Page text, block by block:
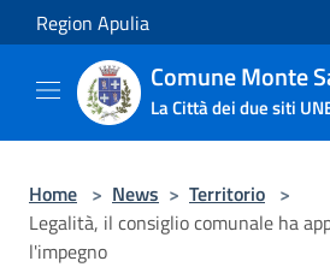
Salta al contenuto principale
Region Apulia
Comune Monte
La Città dei due siti
Home > News > Territorio >
Legalità, il consiglio comunale ha
l'impegno